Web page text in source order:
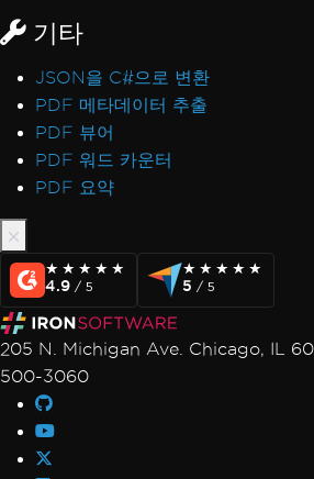
기타
JSON을 C#으로 변환
PDF 메타데이터 추출
PDF 뷰어
PDF 워드 카운터
PDF 요약
★★★★★
★★★★★
4.9 / 5
★★★★★
★★★★★
5 / 5
205 N. Michigan Ave. Chicago, IL
500-3060